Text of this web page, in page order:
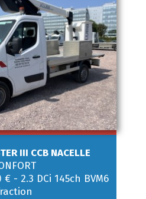
III CCB NACELLE
€ - 2.3 DCi 145ch BVM6